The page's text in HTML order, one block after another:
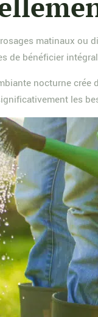
matinaux ou
de bénéficier
nocturne
les